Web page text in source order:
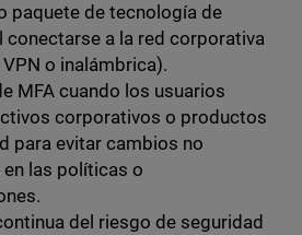
paquete de tecnología de
conectarse a la red corporativa
o inalámbrica).
MFA cuando los usuarios
corporativos o productos
para evitar cambios no
las políticas o
del riesgo de seguridad